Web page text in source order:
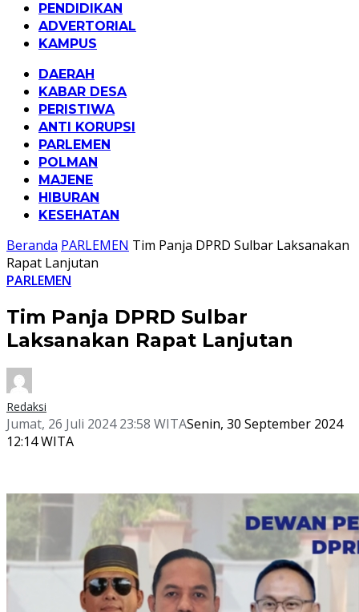
PENDIDIKAN
ADVERTORIAL
KAMPUS
DAERAH
KABAR DESA
PERISTIWA
ANTI KORUPSI
PARLEMEN
POLMAN
MAJENE
HIBURAN
KESEHATAN
Beranda PARLEMEN Tim Panja DPRD Sulbar Laksanakan
Rapat Lanjutan
PARLEMEN
Tim Panja DPRD Sulbar
Laksanakan Rapat Lanjutan
Redaksi
Jumat, 26 Juli 2024 23:58 WITASenin, 30 September 2024
12:14 WITA